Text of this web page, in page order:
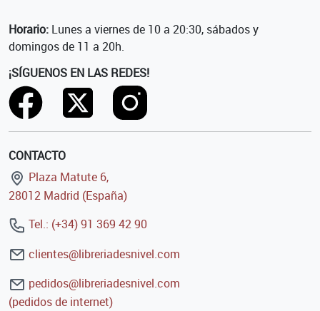
Horario: Lunes a viernes de 10 a 20:30, sábados y
domingos de 11 a 20h.
¡SÍGUENOS EN LAS REDES!
CONTACTO
Plaza Matute 6,
28012 Madrid (España)
Tel.: (+34) 91 369 42 90
clientes@libreriadesnivel.com
pedidos@libreriadesnivel.com
(pedidos de internet)